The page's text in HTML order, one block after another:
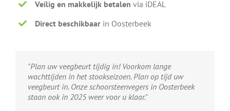
Veilig en makkelijk betalen via iDEAL
Direct beschikbaar in Oosterbeek
"Plan uw veegbeurt tijdig in! Voorkom lange
wachttijden in het stookseizoen. Plan op tijd uw
veegbeurt in. Onze schoorsteenvegers in Oosterbeek
staan ook in 2025 weer voor u klaar."